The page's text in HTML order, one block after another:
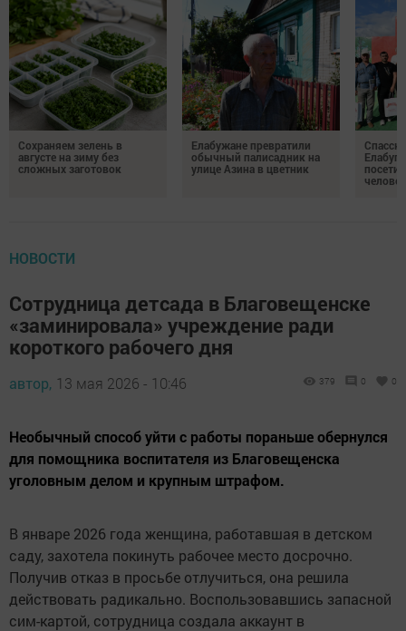
Сохраняем зелень в
августе на зиму без
сложных заготовок
Елабужане превратили
обычный палисадник на
улице Азина в цветник
человек
НОВОСТИ
Сотрудница детсада в Благовещенске
«заминировала» учреждение ради
короткого рабочего дня
автор, 13 мая 2026 - 10:46 379 0 0
Необычный способ уйти с работы пораньше обернулся
для помощника воспитателя из Благовещенска
уголовным делом и крупным штрафом.
В январе 2026 года женщина, работавшая в детском
саду, захотела покинуть рабочее место досрочно.
Получив отказ в просьбе отлучиться, она решила
действовать радикально. Воспользовавшись запасной
сим-картой, сотрудница создала аккаунт в